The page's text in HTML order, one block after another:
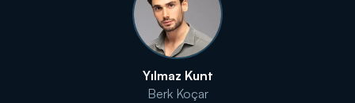
Yılmaz Kunt
Berk Koçar